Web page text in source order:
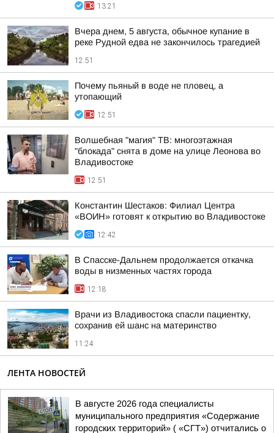
13:21
Вчера днем, 5 августа, обычное купание в
реке Рудной едва не закончилось трагедией
12:51
Почему пьяный в воде не пловец, а
утопающий
12:51
Волшебная "магия" ТВ: многоэтажная
"блокада" снята в доме на улице Леонова во
Владивостоке
12:51
Константин Шестаков: Филиал Центра
«ВОИН» готовят к открытию во Владивостоке
12:42
В Спасске-Дальнем продолжается откачка
воды в низменных частях города
12:18
Врачи из Владивостока спасли пациентку,
сохранив ей шанс на материнство
11:24
ЛЕНТА НОВОСТЕЙ
В августе 2026 года специалисты
муниципального предприятия «Содержание
городских территорий» ( «СГТ») отчитались о